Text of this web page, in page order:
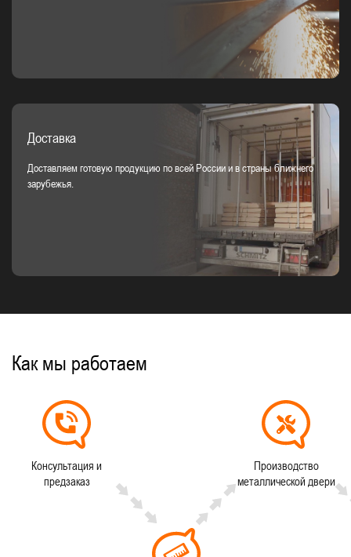
Доставка
Доставляем готовую продукцию по всей России и в страны ближнего
зарубежья.
Как мы работаем
Консультация и
предзаказ
Производство
металлической двери